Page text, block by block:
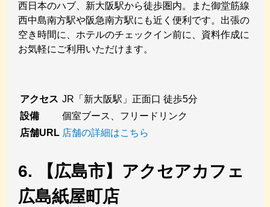
西日本のハブ、新大阪駅から徒歩圏内。また御堂筋線
西中島南方駅や阪急南方駅にも近く便利です。出張の
空き時間に、ホテルのチェックイン前に、資料作成に
お気軽にご利用いただけます。
アクセス JR「新大阪駅」正面口 徒歩5分
設備
個室ブース、フリードリンク
店舗URL 店舗の詳細はこちら
6. 【広島市】アクセアカフェ
広島紙屋町店